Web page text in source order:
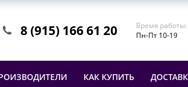
8 (915) 166 61 20
Время работы:
Пн-Пт 10-19
КАК КУПИТЬ